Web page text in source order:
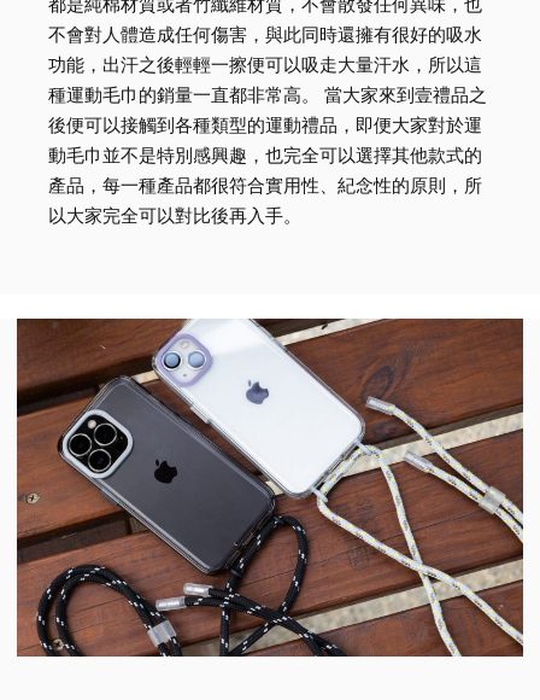
都是純棉材質或者竹纖維材質，不會散發任何異味，也
不會對人體造成任何傷害，與此同時還擁有很好的吸水
功能，出汗之後輕輕一擦便可以吸走大量汗水，所以這
種運動毛巾的銷量一直都非常高。 當大家來到壹禮品之
後便可以接觸到各種類型的運動禮品，即便大家對於運
動毛巾並不是特別感興趣，也完全可以選擇其他款式的
產品，每一種產品都很符合實用性、紀念性的原則，所
以大家完全可以對比後再入手。